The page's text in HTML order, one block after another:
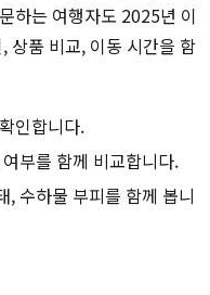
하는 여행자도 2025년 이
상품 비교, 이동 시간을 함
인합니다.
부를 함께 비교합니다.
, 수하물 부피를 함께 봅니